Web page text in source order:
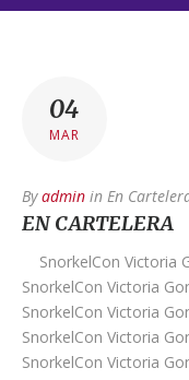
04
MAR
Byadmin in En
EN CARTELERA
SnorkelCon Victoria
SnorkelCon Victoria
SnorkelCon Victoria
SnorkelCon Victoria
SnorkelCon Victoria